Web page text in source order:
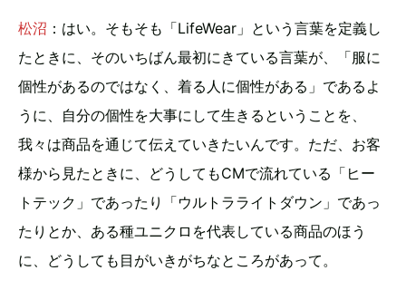
松沼 ：はい。そもそも「LifeWear」という言葉を定義し
たときに、そのいちばん最初にきている言葉が、「服に
個性があるのではなく、着る人に個性がある」であるよ
うに、自分の個性を大事にして生きるということを、
我々は商品を通じて伝えていきたいんです。ただ、お客
様から見たときに、どうしてもCMで流れている「ヒー
トテック」であったり「ウルトラライトダウン」であっ
たりとか、ある種ユニクロを代表している商品のほう
に、どうしても目がいきがちなところがあって。